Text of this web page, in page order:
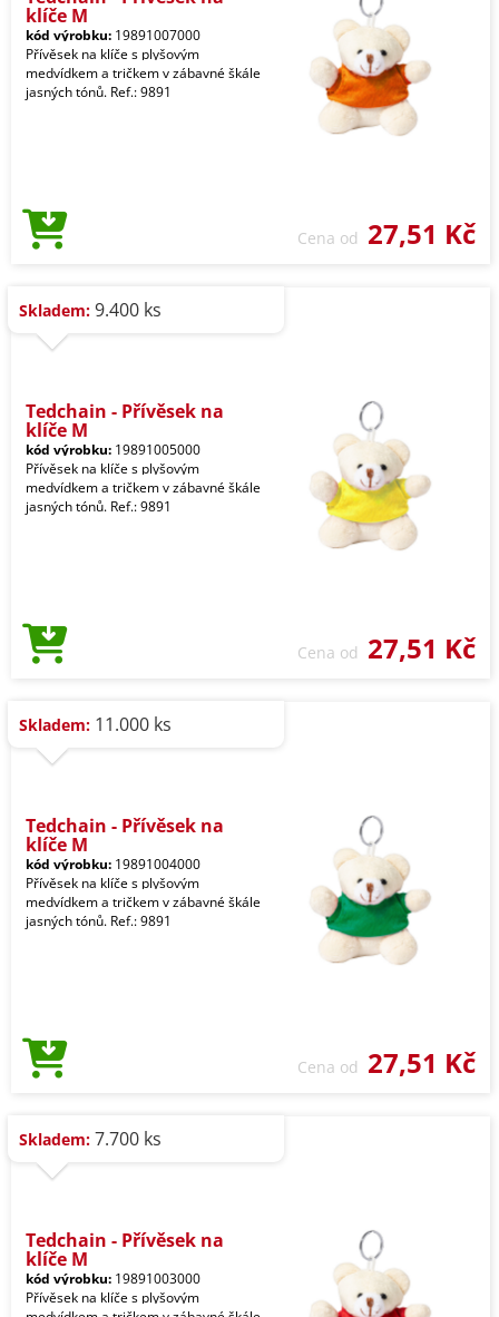
klíče M
kód výrobku: 19891007000
Přívěsek na klíče s plyšovým
medvídkem a tričkem v zábavné škále
jasných tónů. Ref.: 9891
Cena od 27,51 Kč
Skladem: 9.400 ks
Tedchain - Přívěsek na
klíče M
kód výrobku: 19891005000
Přívěsek na klíče s plyšovým
medvídkem a tričkem v zábavné škále
jasných tónů. Ref.: 9891
Cena od 27,51 Kč
Skladem: 11.000 ks
Tedchain - Přívěsek na
klíče M
kód výrobku: 19891004000
Přívěsek na klíče s plyšovým
medvídkem a tričkem v zábavné škále
jasných tónů. Ref.: 9891
Cena od 27,51 Kč
Skladem: 7.700 ks
Tedchain - Přívěsek na
klíče M
kód výrobku: 19891003000
Přívěsek na klíče s plyšovým